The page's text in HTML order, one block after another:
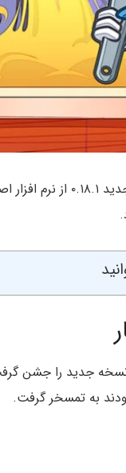
جدید را جشن
به تمسخر گرفت.